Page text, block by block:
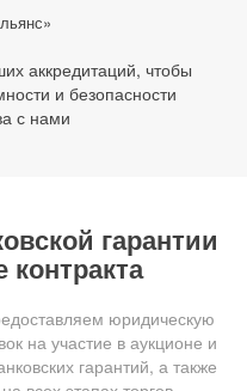
аккредитаций, чтобы
и безопасности
с нами
гарантии
контракта
юридическую
на участие в аукционе и
гарантий, а также